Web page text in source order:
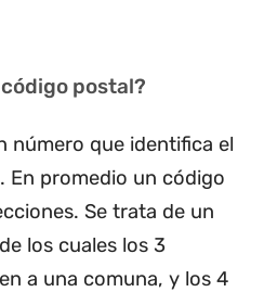
postal?
número que identifica el
En promedio un código
Se trata de un
los cuales los 3
a una comuna, y los 4